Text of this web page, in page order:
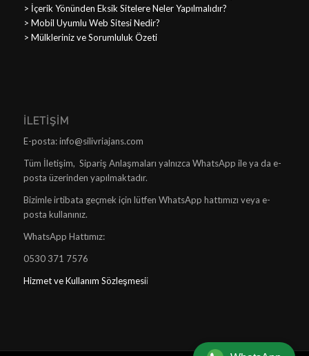
> İçerik Yönünden Eksik Sitelere Neler Yapılmalıdır?
> Mobil Uyumlu Web Sitesi Nedir?
> Mülkleriniz ve Sorumluluk Özeti
İLETIŞIM
E-posta: info@silivriajans.com
Tüm İletişim, Sipariş Anlaşmaları yalnızca WhatsApp ile ya da e-
posta üzerinden yapılmaktadır.
Bizimle irtibata geçmek için lütfen WhatsApp hattımızı veya e-
posta kullanınız.
WhatsApp Hattımız:
0530 371 7576
Hizmet ve Kullanım Sözleşmesii